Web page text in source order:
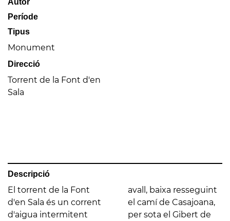
Període
Tipus
Monument
Direcció
Torrent de la Font d'en
Sala
Descripció
El torrent de la Font
d'en Sala és un corrent
d'aigua intermitent
avall, baixa resseguint
el camí de Casajoana,
per sota el Gibert de